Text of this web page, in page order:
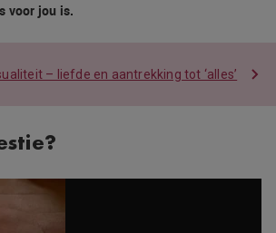
voor jou is.
– liefde en aantrekking tot ‘alles’